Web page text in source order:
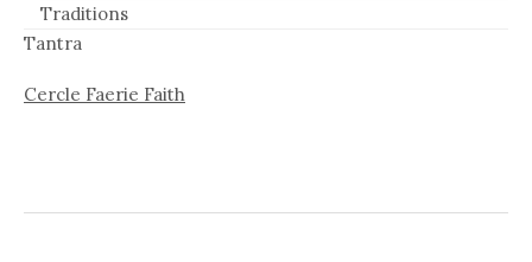
Traditions
Tantra
Cercle Faerie Faith